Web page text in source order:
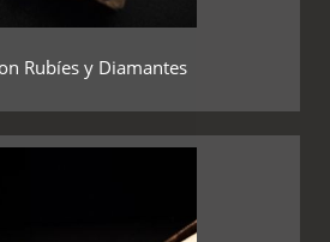
Rubíes y Diamantes